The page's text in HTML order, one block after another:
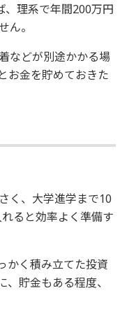
、理系で年間200万円
ん。
などが別途かかる場
お金を貯めておきた
く、大学進学まで10
ると効率よく準備す
かく積み立てた投資
貯金もある程度、